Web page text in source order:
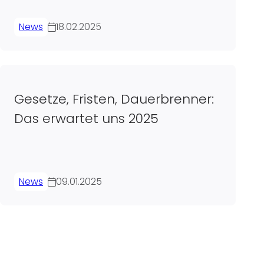
News 18.02.2025
Gesetze, Fristen, Dauerbrenner:
Das erwartet uns 2025
News 09.01.2025
der Beiträge